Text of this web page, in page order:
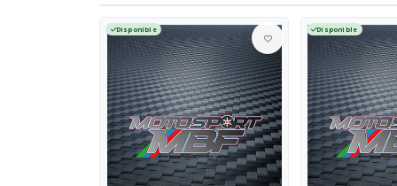
Disponible Disponible